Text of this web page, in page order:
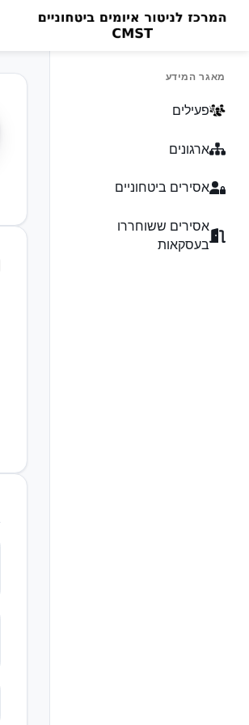
מאגר המידע
פעילים
ארגונים
אסירים ביטחוניים
אסירים ששוחררו
בעסקאות